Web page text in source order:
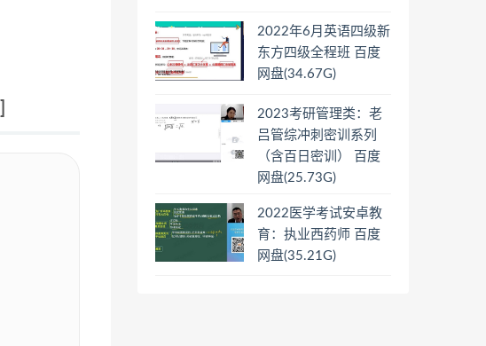
2022年6月英语四级新
东方四级全程班 百度
网盘(34.67G)
2023考研管理类：老
吕管综冲刺密训系列
（含百日密训） 百度
网盘(25.73G)
2022医学考试安卓教
育：执业西药师 百度
网盘(35.21G)